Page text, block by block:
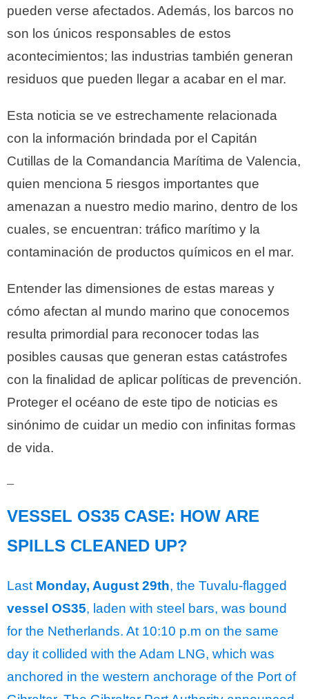
pueden verse afectados. Además, los barcos no
son los únicos responsables de estos
acontecimientos; las industrias también generan
residuos que pueden llegar a acabar en el mar.
Esta noticia se ve estrechamente relacionada
con la información brindada por el Capitán
Cutillas de la Comandancia Marítima de Valencia,
quien menciona 5 riesgos importantes que
amenazan a nuestro medio marino, dentro de los
cuales, se encuentran: tráfico marítimo y la
contaminación de productos químicos en el mar.
Entender las dimensiones de estas mareas y
cómo afectan al mundo marino que conocemos
resulta primordial para reconocer todas las
posibles causas que generan estas catástrofes
con la finalidad de aplicar políticas de prevención.
Proteger el océano de este tipo de noticias es
sinónimo de cuidar un medio con infinitas formas
de vida.
VESSEL OS35 CASE: HOW ARE
SPILLS CLEANED UP?
Last Monday, August 29th, the Tuvalu-flagged
vessel OS35, laden with steel bars, was bound
for the Netherlands. At 10:10 p.m on the same
day it collided with the Adam LNG, which was
anchored in the western anchorage of the Port of